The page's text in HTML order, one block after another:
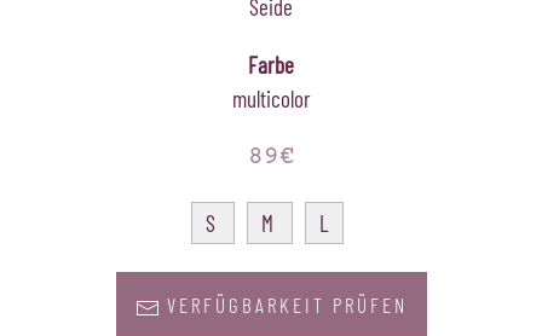
Seide
Farbe
multicolor
89€
S M L
VERFÜGBARKEIT PRÜFEN